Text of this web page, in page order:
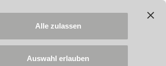
Alle zulassen
Auswahl erlauben